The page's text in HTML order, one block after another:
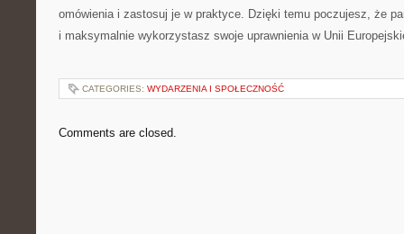
omówienia i zastosuj je w praktyce. Dzięki temu poczujesz, że
i maksymalnie wykorzystasz swoje uprawnienia w Unii
CATEGORIES: WYDARZENIA I SPOŁECZNOŚĆ
Comments are closed.